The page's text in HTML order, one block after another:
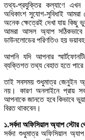
তথ্য-প্রযুক্তির কল্যাণে এখন
অধিকাংশ সুযোগ-সুবিধাই আমরা
অনেক ক্ষেত্রেই দেখা যায় কিছু
আমরা আসল অ্যাপ সঠিকভাবে
ডাউনলোডের পরিণতিও হয়
আপনি যদি আপনার
ব্যক্তিগত তথ্য বেহাত হতে পারে
তাই সবসময় শুধুমাত্র জেনুইন
নয়। কারণ অনলাইনে প্রায়
আপনাকে জানতে হবে কিভাবে
বিরত থাকবেন।
১.সর্বদা অফিসিয়াল অ্যাপ
সর্বদা শুধুমাত্র অফিসিয়াল